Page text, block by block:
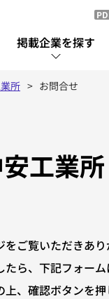
掲載企業を探す
所 お問合せ
工業
ご覧いただきあり
ら、下記フォー
、確認ボタンを